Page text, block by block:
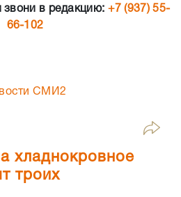
звони в редакцию: +7 (937) 55-
66-102
СМИ2
хладнокровное
троих